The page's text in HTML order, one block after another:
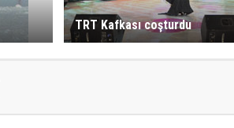
TRT Kafkası coşturdu